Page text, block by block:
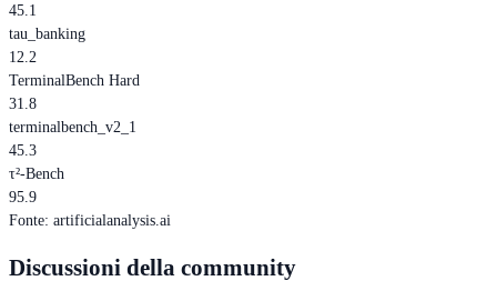
45.1
tau_banking
12.2
TerminalBench Hard
31.8
terminalbench_v2_1
45.3
τ²-Bench
95.9
Fonte: artificialanalysis.ai
Discussioni della community